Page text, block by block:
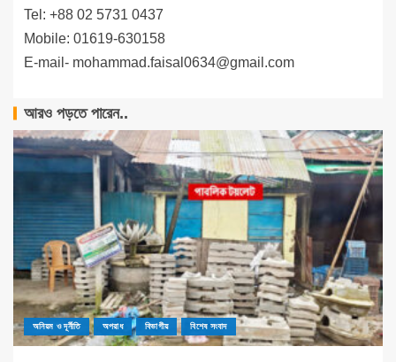
Tel: +88 02 5731 0437
Mobile: 01619-630158
E-mail- mohammad.faisal0634@gmail.com
আরও পড়তে পারেন..
অনিয়ম ও দূর্নীতি অপরাধ বিভাগীয় বিশেষ সংবাদ